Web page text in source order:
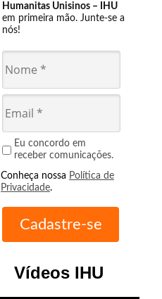
Humanitas Unisinos – IHU
em primeira mão. Junte-se a
nós!
Eu concordo em
receber comunicações.
Conheça nossa Política de
Privacidade.
Vídeos IHU